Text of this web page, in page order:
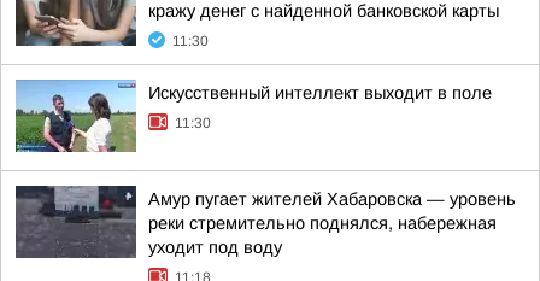
кражу денег с найденной банковской карты
11:30
Искусственный интеллект выходит в поле
11:30
Амур пугает жителей Хабаровска — уровень
реки стремительно поднялся, набережная
уходит под воду
11:18